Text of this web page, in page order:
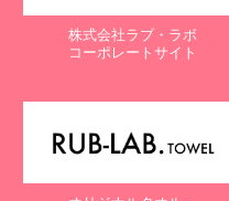
株式会社ラブ・ラボ
電話：087-847-2000
電子メール：info@rub-lab.com
【認定個人情報保護団体の名
一般財団法人日本情報経済社
〒106-0032 東京都港区六本
株式会社ラブ・ラボ
コーポレートサイト